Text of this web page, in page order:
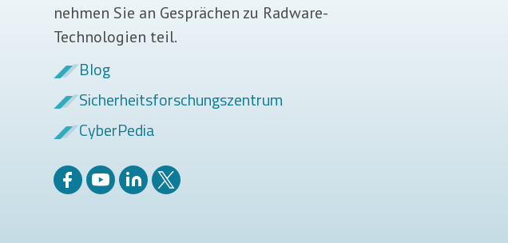
nehmen Sie an Gesprächen zu Radware-
Technologien teil.
Blog
Sicherheits­forschungszentrum
CyberPedia